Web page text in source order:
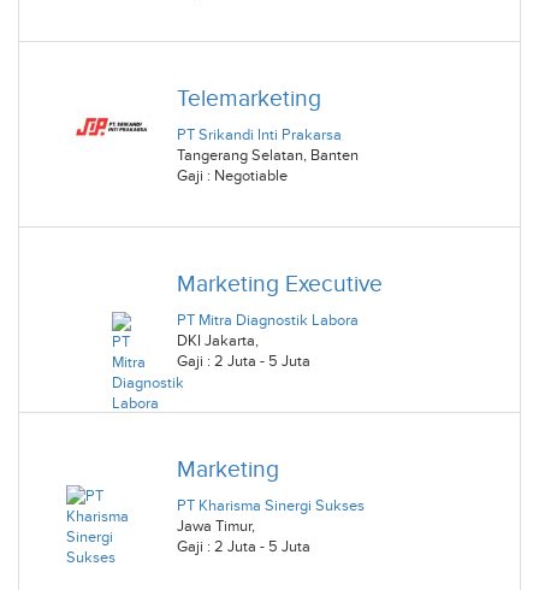
Telemarketing
PT Srikandi Inti Prakarsa
Tangerang Selatan, Banten
Gaji : Negotiable
Marketing Executive
PT Mitra Diagnostik Labora
DKI Jakarta,
Gaji : 2 Juta - 5 Juta
Marketing
PT Kharisma Sinergi Sukses
Jawa Timur,
Gaji : 2 Juta - 5 Juta